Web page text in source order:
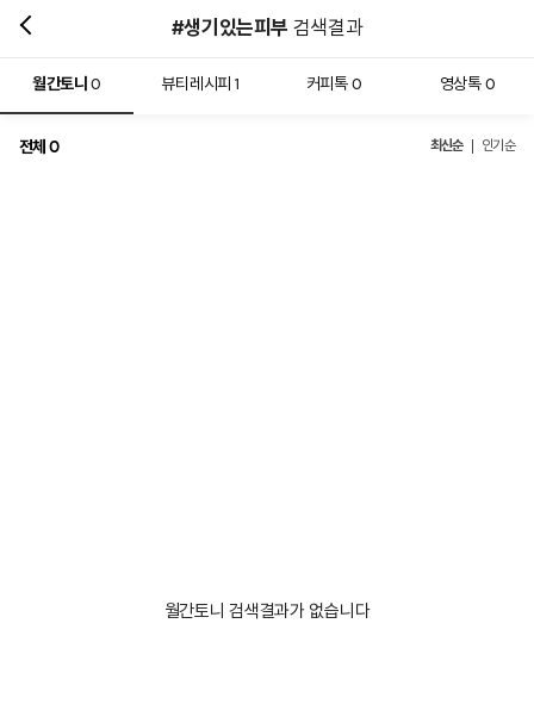
#생기있는피부 검색결과
월간토니0 뷰티레시피 1 커피톡 0 영상톡 0
전체 0 최신순 인기순
월간토니 검색결과가 없습니다